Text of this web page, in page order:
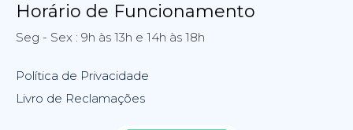
Horário de Funcionamento
Seg - Sex : 9h às 13h e 14h às 18h
Política de Privacidade
Livro de Reclamações